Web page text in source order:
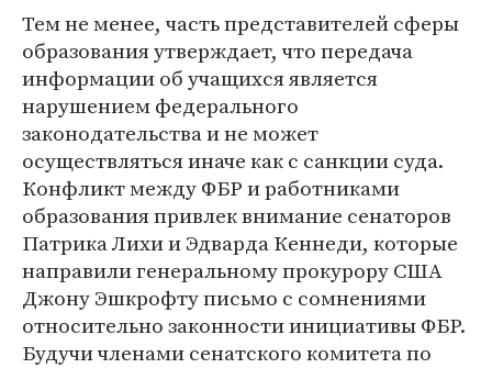
Тем не менее, часть представителей сферы
образования утверждает, что передача
информации об учащихся является
нарушением федерального
законодательства и не может
осуществляться иначе как с санкции суда.
Конфликт между ФБР и работниками
образования привлек внимание сенаторов
Патрика Лихи и Эдварда Кеннеди, которые
направили генеральному прокурору США
Джону Эшкрофту письмо с сомнениями
относительно законности инициативы ФБР.
Будучи членами сенатского комитета по